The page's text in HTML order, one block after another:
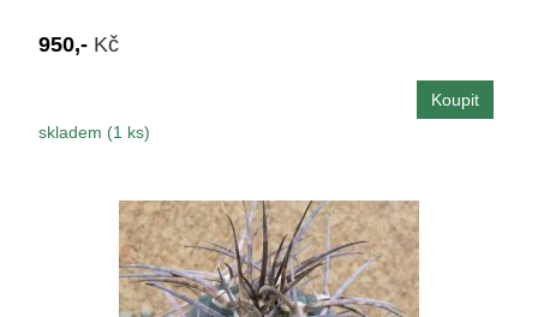
950,- Kč
skladem (1 ks)